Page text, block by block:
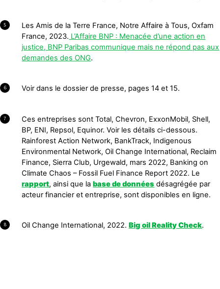
5
Les Amis de la Terre France, Notre Affaire à Tous, Oxfam
France, 2023. L’Affaire BNP : Menacée d’une action en
justice, BNP Paribas communique mais ne répond pas aux
demandes des ONG.
6 Voir dans le dossier de presse, pages 14 et 15.
7
Ces entreprises sont Total, Chevron, ExxonMobil, Shell,
BP, ENI, Repsol, Equinor. Voir les détails ci-dessous.
Rainforest Action Network, BankTrack, Indigenous
Environmental Network, Oil Change International, Reclaim
Finance, Sierra Club, Urgewald, mars 2022, Banking on
Climate Chaos – Fossil Fuel Finance Report 2022. Le
rapport, ainsi que labase de données désagrégée par
acteur financier et entreprise, sont disponibles en ligne.
8 Oil Change International, 2022.Big oil Reality Check.